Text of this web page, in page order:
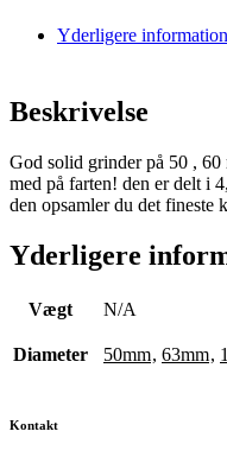
Yderligere information
Beskrivelse
God solid grinder på 50 ,
med på farten! den er delt i
den opsamler du det fineste
Yderligere
Vægt N/A
Diameter 50mm, 63mm,
Kontakt